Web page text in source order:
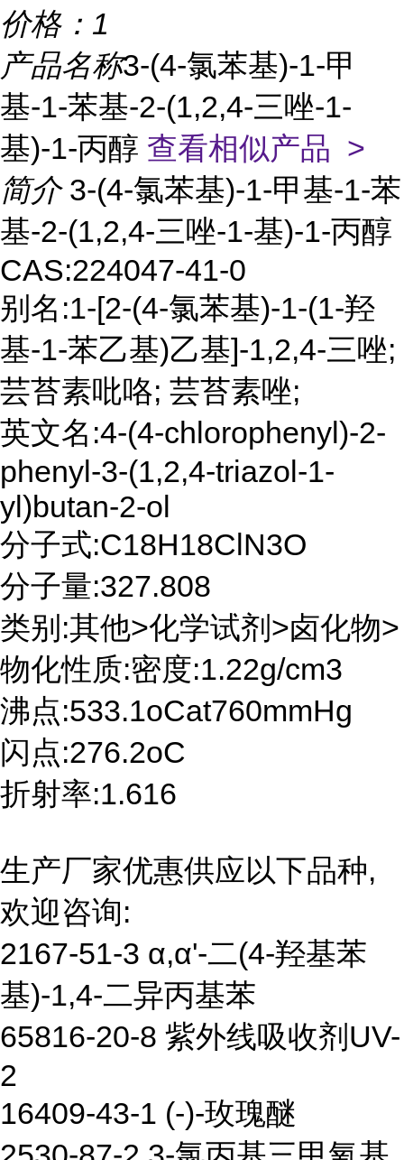
价格： 1
产品名称3-(4-氯苯基)-1-甲
基-1-苯基-2-(1,2,4-三唑-1-
基)-1-丙醇 查看相似产品 >
简介 3-(4-氯苯基)-1-甲基-1-苯
基-2-(1,2,4-三唑-1-基)-1-丙醇
CAS:224047-41-0
别名:1-[2-(4-氯苯基)-1-(1-羟
基-1-苯乙基)乙基]-1,2,4-三唑;
芸苔素吡咯; 芸苔素唑;
英文名:4-(4-chlorophenyl)-2-
phenyl-3-(1,2,4-triazol-1-
yl)butan-2-ol
分子式:C18H18ClN3O
分子量:327.808
类别:其他>化学试剂>卤化物>
物化性质:密度:1.22g/cm3
沸点:533.1oCat760mmHg
闪点:276.2oC
折射率:1.616
生产厂家优惠供应以下品种,
欢迎咨询:
2167-51-3 α,α'-二(4-羟基苯
基)-1,4-二异丙基苯
65816-20-8 紫外线吸收剂UV-
2
16409-43-1 (-)-玫瑰醚